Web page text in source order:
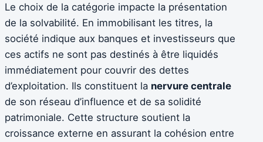
Le choix de la catégorie impacte la présentation
de la solvabilité. En immobilisant les titres, la
société indique aux banques et investisseurs que
ces actifs ne sont pas destinés à être liquidés
immédiatement pour couvrir des dettes
d’exploitation. Ils constituent la nervure centrale
de son réseau d’influence et de sa solidité
patrimoniale. Cette structure soutient la
croissance externe en assurant la cohésion entre